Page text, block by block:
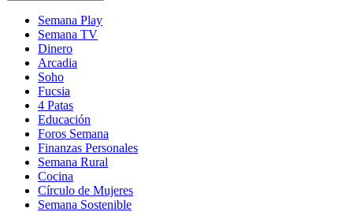
Semana Play
Semana TV
Dinero
Arcadia
Soho
in
new
window
Fucsia
in
new
window
4 Patas
Educación
Foros Semana
Finanzas Personales
Semana Rural
Cocina
Círculo de Mujeres
Semana Sostenible